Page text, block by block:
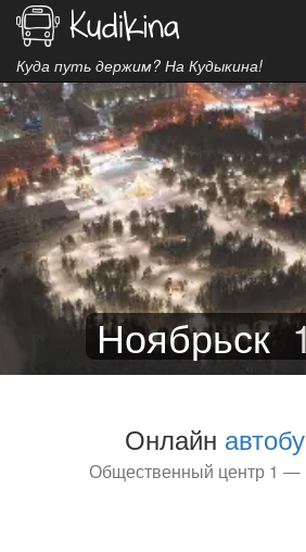
Куда путь держим? На Кудыкина!
Ноябрьск
Онлайн
Общественный центр 1